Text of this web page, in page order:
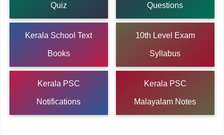
Quiz Questions
Kerala School Text
Books
10th Level Exam
Syllabus
Kerala PSC
Notifications
Kerala PSC
Malayalam Notes